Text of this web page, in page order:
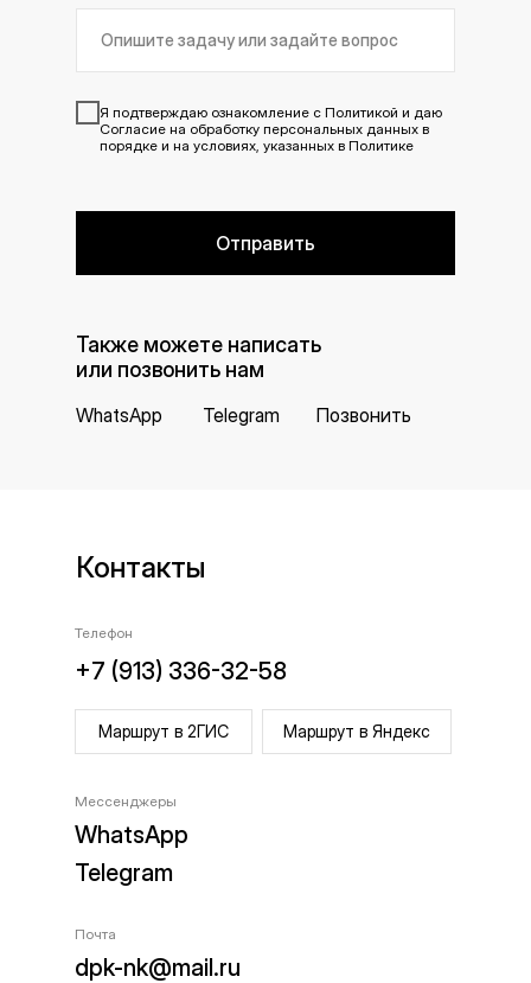
Я подтверждаю ознакомление с Политикой и даю
Согласие на обработку персональных данных в
порядке и на условиях, указанных в Политике
Отправить
Позвонить
Telegram
WhatsApp
Также можете написать
или позвонить нам
Контакты
Мессенджеры
WhatsApp
Telegram
Телефон
+7 (913) 336-32-58
Почта
dpk-nk@mail.ru
Маршрут в 2ГИС Маршрут в Яндекс